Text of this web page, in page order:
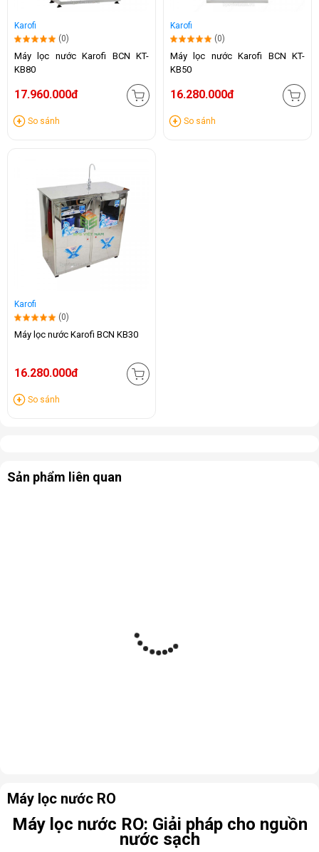
Karofi
(0)
Máy lọc nước Karofi BCN KT-
KB80
17.960.000đ
So sánh
Karofi
(0)
Máy lọc nước Karofi BCN KT-
KB50
16.280.000đ
So sánh
Karofi
(0)
Máy lọc nước Karofi BCN KB30
16.280.000đ
So sánh
Sản phẩm liên quan
Máy lọc nước RO
Máy lọc nước RO: Giải pháp cho nguồn
nước sạch